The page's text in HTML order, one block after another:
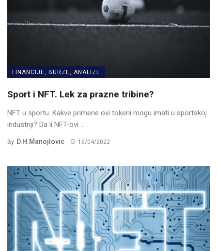
FINANCIJE, BURZE, ANALIZE
Sport i NFT. Lek za prazne tribine?
NFT u sportu. Kakve primene ovi tokeni mogu imati u sportskoj
industriji? Da li NFT-ovi ...
By D.H.Manojlovic 15/04/2022